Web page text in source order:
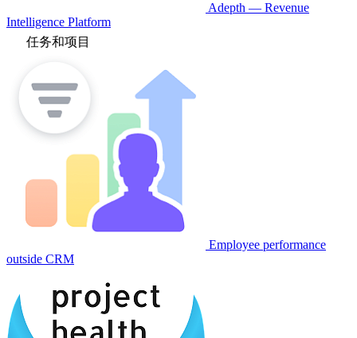
Adepth — Revenue
Intelligence Platform
任务和项目
Employee performance
outside CRM